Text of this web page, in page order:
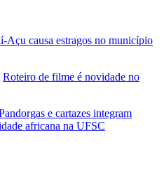
Açu causa estragos no município
Roteiro de filme é novidade no
e cartazes integram
africana na UFSC